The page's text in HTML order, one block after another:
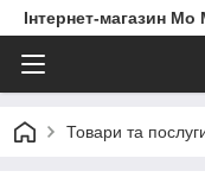
Інтернет-магазин Mo
Товари та